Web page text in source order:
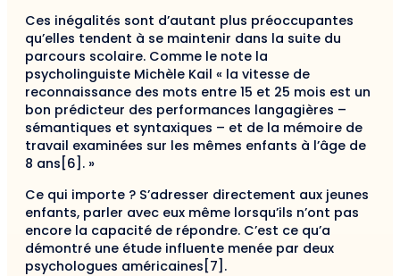
Ces inégalités sont d’autant plus préoccupantes
qu’elles tendent à se maintenir dans la suite du
parcours scolaire. Comme le note la
psycholinguiste Michèle Kail « la vitesse de
reconnaissance des mots entre 15 et 25 mois est un
bon prédicteur des performances langagières –
sémantiques et syntaxiques – et de la mémoire de
travail examinées sur les mêmes enfants à l’âge de
8 ans[6]. »
Ce qui importe ? S’adresser directement aux jeunes
enfants, parler avec eux même lorsqu’ils n’ont pas
encore la capacité de répondre. C’est ce qu’a
démontré une étude influente menée par deux
psychologues américaines[7].